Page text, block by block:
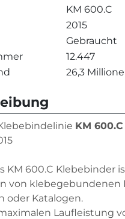
KM 600.C
2015
Gebraucht
12.447
26,3
KM 600.C
KM 600.C Klebebinder
von klebegebundenen
oder Katalogen.
Laufleistung